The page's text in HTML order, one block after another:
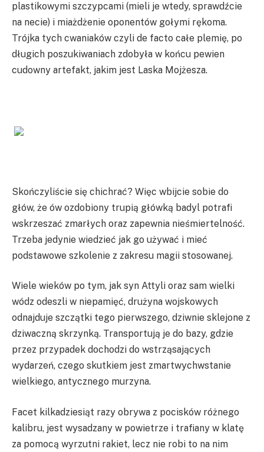
plastikowymi szczypcami (mieli je wtedy, sprawdźcie
na necie) i miażdżenie oponentów gołymi rękoma.
Trójka tych cwaniaków czyli de facto całe plemię, po
długich poszukiwaniach zdobyła w końcu pewien
cudowny artefakt, jakim jest Laska Mojżesza.
Skończyliście się chichrać? Więc wbijcie sobie do
głów, że ów ozdobiony trupią główką badyl potrafi
wskrzeszać zmarłych oraz zapewnia nieśmiertelność.
Trzeba jedynie wiedzieć jak go używać i mieć
podstawowe szkolenie z zakresu magii stosowanej.
Wiele wieków po tym, jak syn Attyli oraz sam wielki
wódz odeszli w niepamięć, drużyna wojskowych
odnajduje szczątki tego pierwszego, dziwnie sklejone z
dziwaczną skrzynką. Transportują je do bazy, gdzie
przez przypadek dochodzi do wstrząsających
wydarzeń, czego skutkiem jest zmartwychwstanie
wielkiego, antycznego murzyna.
Facet kilkadziesiąt razy obrywa z pocisków różnego
kalibru, jest wysadzany w powietrze i trafiany w klatę
za pomocą wyrzutni rakiet, lecz nie robi to na nim